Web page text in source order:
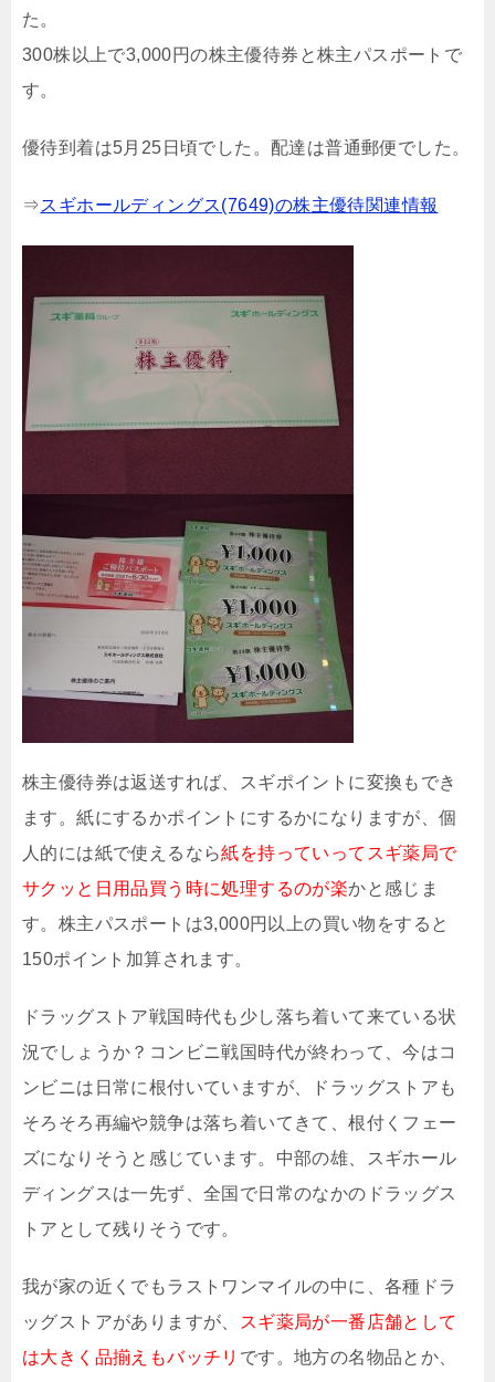
た。
300株以上で3,000円の株主優待券と株主パスポートで
す。
優待到着は5月25日頃でした。配達は普通郵便でした。
⇒スギホールディングス(7649)の株主優待関連情報
株主優待券は返送すれば、スギポイントに変換もでき
ます。紙にするかポイントにするかになりますが、個
人的には紙で使えるなら紙を持っていってスギ薬局で
サクッと日用品買う時に処理するのが楽かと感じま
す。株主パスポートは3,000円以上の買い物をすると
150ポイント加算されます。
ドラッグストア戦国時代も少し落ち着いて来ている状
況でしょうか？コンビニ戦国時代が終わって、今はコ
ンビニは日常に根付いていますが、ドラッグストアも
そろそろ再編や競争は落ち着いてきて、根付くフェー
ズになりそうと感じています。中部の雄、スギホール
ディングスは一先ず、全国で日常のなかのドラッグス
トアとして残りそうです。
我が家の近くでもラストワンマイルの中に、各種ドラ
ッグストアがありますが、
スギ薬局が一番店舗として
は大きく品揃えもバッチリ です。地方の名物品とか、